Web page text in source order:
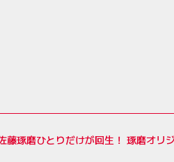
藤琢磨ひとりだけが回生！ 琢磨オリ